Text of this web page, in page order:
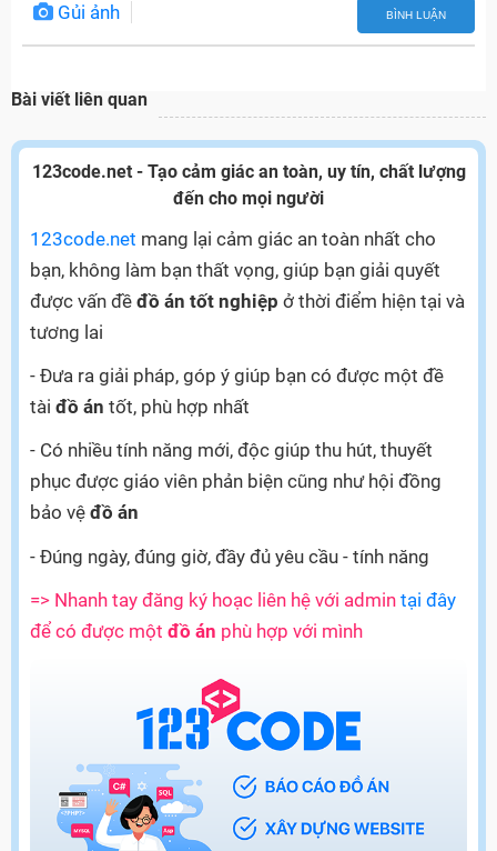
Gủi ảnh BÌNH LUẬN
Bài viết liên quan
123code.net - Tạo cảm giác an toàn, uy tín, chất lượng
đến cho mọi người
123code.net mang lại cảm giác an toàn nhất cho
bạn, không làm bạn thất vọng, giúp bạn giải quyết
được vấn đề đồ án tốt nghiệp ở thời điểm hiện tại và
tương lai
- Đưa ra giải pháp, góp ý giúp bạn có được một đề
tài đồ án tốt, phù hợp nhất
- Có nhiều tính năng mới, độc giúp thu hút, thuyết
phục được giáo viên phản biện cũng như hội đồng
bảo vệ đồ án
- Đúng ngày, đúng giờ, đầy đủ yêu cầu - tính năng
=> Nhanh tay đăng ký hoạc liên hệ với admin tại đây
để có được một đồ án phù hợp với mình